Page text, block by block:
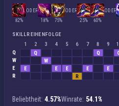
82%
ODER
18%
75%
ODER
25%
60%
ODER
SKILLREIHENFOLGE
1
2 3 4 5 6 7 8 9
Q
Q Q
W
W
E
E E E E
E
R
R
Beliebtheit: 4.57%Winrate: 54.1%